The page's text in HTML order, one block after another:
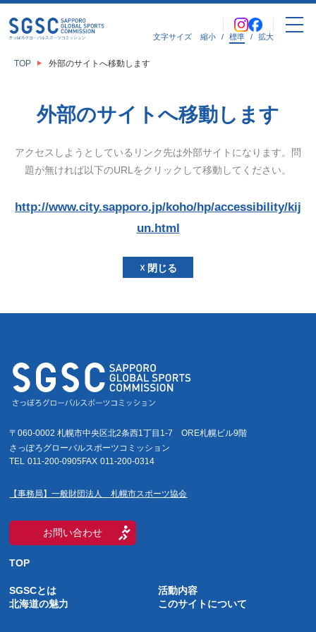
文字サイズ 縮小 / 標準 / 拡大
TOP 外部のサイトへ移動します
外部のサイトへ移動します
アクセスしようとしているリンク先は外部サイトになります。
問
題が無ければ以下のURLをクリックして移動してください。
http://www.city.sapporo.jp/koho/hp/accessibility/kij
un.html
☓ 閉じる
〒060-0002 札幌市中央区北2条西1丁目1-7ORE札幌ビル9階
さっぽろグローバルスポーツコミッション
TEL 011-200-0905FAX 011-200-0314
【事務局】一般財団法人 札幌市スポーツ協会
お問い合わせ
TOP
SGSCとは
活動内容
北海道の魅力
このサイトについて